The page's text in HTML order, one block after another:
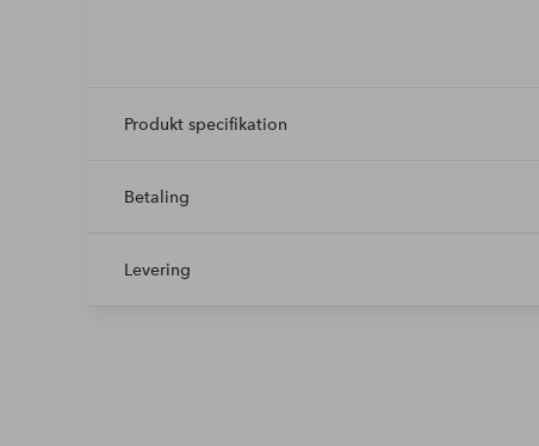
Produkt specifikation
Betaling
Levering